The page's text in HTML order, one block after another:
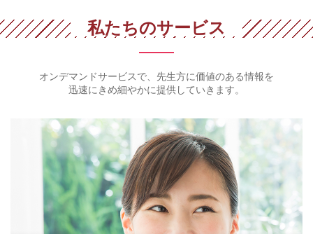
私たちのサービス
オンデマンドサービスで、先生方に価値のある情報を
迅速にきめ細やかに提供していきます。